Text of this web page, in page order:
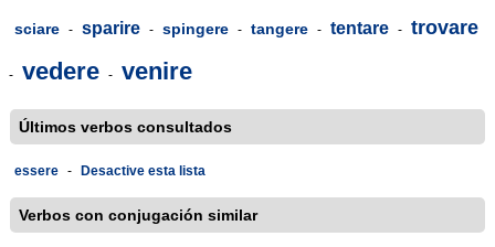
sciare - sparire - spingere - tangere - tentare - trovare
- vedere - venire
Últimos verbos consultados
essere - Desactive esta lista
Verbos con conjugación similar